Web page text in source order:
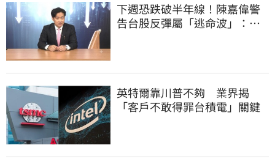
下週恐跌破半年線！陳嘉偉警
告台股反彈屬「逃命波」：空
英特爾靠川普不夠 業界揭
「客戶不敢得罪台積電」關鍵